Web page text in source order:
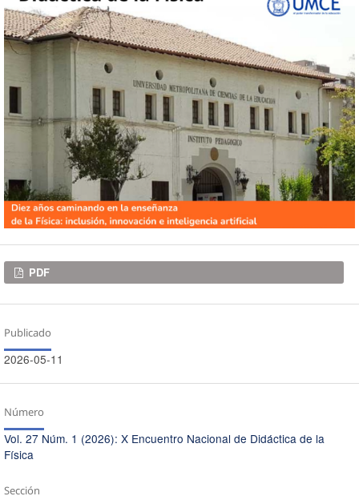
Descargas
PDF
Publicado
2026-05-11
Número
Vol. 27 Núm. 1 (2026): X Encuentro Nacional de Didáctica de la
Física
Sección